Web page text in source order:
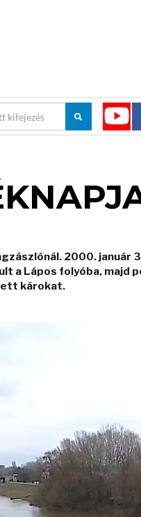
2000. január
a Lápos folyóba, majd
károkat.